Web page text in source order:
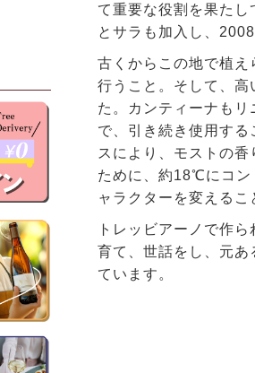
て重要な役割を果た
とサラも加入し、
古くからこの地で植
行うこと。そして、高
た。カンティーナも
で、引き続き使用す
スにより、モストの
ために、約18℃にコン
ャラクターを変えるこ
トレッビアーノで作
育て、世話をし、元
ています。